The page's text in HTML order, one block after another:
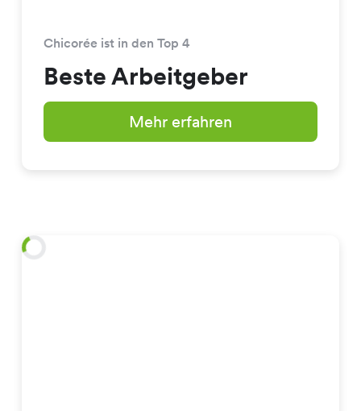
Chicorée ist in den Top 4
Beste Arbeitgeber
Mehr erfahren